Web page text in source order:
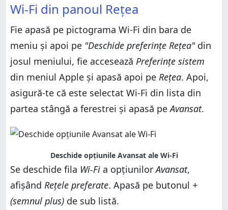
Wi-Fi din panoul Rețea
Fie apasă pe pictograma Wi-Fi din bara de
meniu și apoi pe "Deschide preferințe Rețea"din
josul meniului, fie accesează Preferințe sistem
din meniul Apple și apasă apoi pe Rețea. Apoi,
asigură-te că este selectat Wi-Fi din lista din
partea stângă a ferestrei și apasă peAvansat.
Deschide opțiunile Avansat ale Wi-Fi
Se deschide fila Wi-Fi a opțiunilorAvansat,
afișând Rețele preferate. Apasă pe butonul +
(semnul plus) de sub listă.